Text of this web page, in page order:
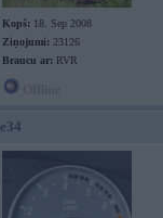
Kopš: 18. Sep 2008
Ziņojumi: 23126
Braucu ar: RVR
e34